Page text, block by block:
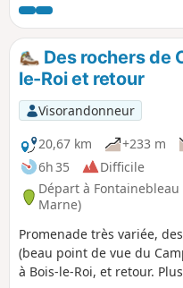
circonvolutions dans les
Denecourt-Colinet.
positif.Des rochers de
le-Roi et retour
Visorandonneur
20,67 km
+233 m
6h 35
Difficile
Départ à Fontainebleau
Marne)
Promenade très variée,
(beau point de vue du
à Bois-le-Roi, et retour.